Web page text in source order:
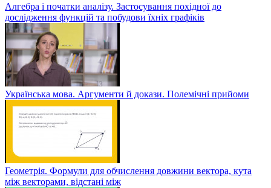
Алгебра і початки аналізу. Застосування похідної до
дослідження функцій та побудови їхніх графіків
Українська мова. Аргументи й докази. Полемічні прийоми
Геометрія. Формули для обчислення довжини вектора, кута
між векторами, відстані між